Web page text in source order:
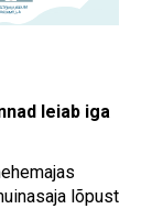
leiab iga
lõpust